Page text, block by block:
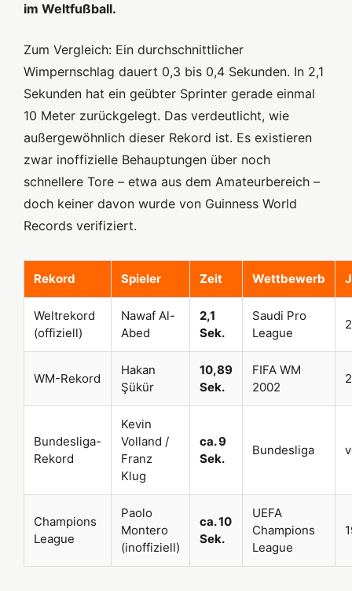
im Weltfußball.
Zum Vergleich: Ein durchschnittlicher
Wimpernschlag dauert 0,3 bis 0,4 Sekunden. In 2,1
Sekunden hat ein geübter Sprinter gerade einmal
10 Meter zurückgelegt. Das verdeutlicht, wie
außergewöhnlich dieser Rekord ist. Es existieren
zwar inoffizielle Behauptungen über noch
schnellere Tore – etwa aus dem Amateurbereich –
doch keiner davon wurde von Guinness World
Records verifiziert.
Rekord Spieler Zeit Wettbewerb
Weltrekord
(offiziell)
Nawaf Al-
Abed
2,1
Sek.
Saudi Pro
League
WM-Rekord
Hakan
Şükür
10,89
Sek.
FIFA WM
2002
Bundesliga-
Rekord
Kevin
Volland /
Franz
Klug
ca. 9
Sek.
Bundesliga
Champions
League
Paolo
Montero
(inoffiziell)
ca. 10
Sek.
UEFA
Champions
League